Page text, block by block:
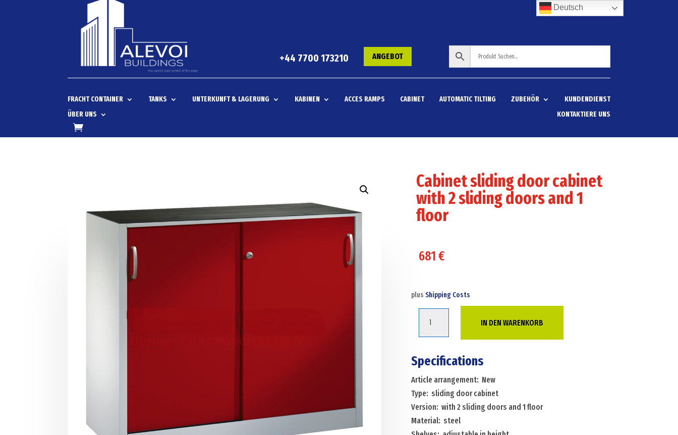
+44 7700 173210 ANGEBOT
FRACHT CONTAINER TANKS UNTERKUNFT & LAGERUNG KABINEN ACCES RAMPS CABINET AUTOMATIC TILTING ZUBEHÖR
KUNDENDIENST
ÜBER UNS
KONTAKTIERE UNS
Cabinet sliding door cabinet
with 2 sliding doors and 1
floor
681€
plus Shipping Costs
cabinet
with
2
sliding
doors
and
IN DEN WARENKORB
Specifications
Article arrangement: New
Type: sliding door cabinet
Version: with 2 sliding doors and 1 floor
Material: steel
Deutsch